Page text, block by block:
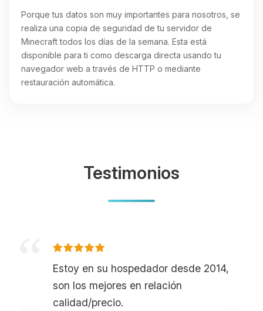
Porque tus datos son muy importantes para nosotros, se
realiza una copia de seguridad de tu servidor de
Minecraft todos los días de la semana. Esta está
disponible para ti como descarga directa usando tu
navegador web a través de HTTP o mediante
restauración automática.
Testimonios
Estoy en su hospedador desde 2014,
son los mejores en relación
calidad/precio.